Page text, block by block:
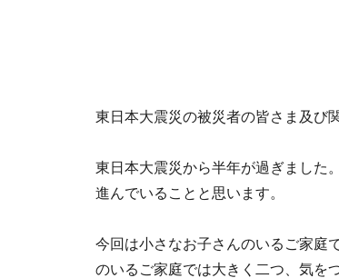
東日本大震災の被災者の皆さま及び
東日本大震災から半年が過ぎました
進んでいることと思います。
今回は小さなお子さんのいるご家庭
のいるご家庭では大きく二つ、気を